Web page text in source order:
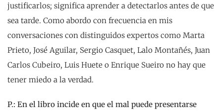
justificarlos; significa aprender a detectarlos antes de que
sea tarde. Como abordo con frecuencia en mis
conversaciones con distinguidos expertos como Marta
Prieto, José Aguilar, Sergio Casquet, Lalo Montañés, Juan
Carlos Cubeiro, Luis Huete o Enrique Sueiro no hay que
tener miedo a la verdad.
P.: En el libro incide en que el mal puede presentarse